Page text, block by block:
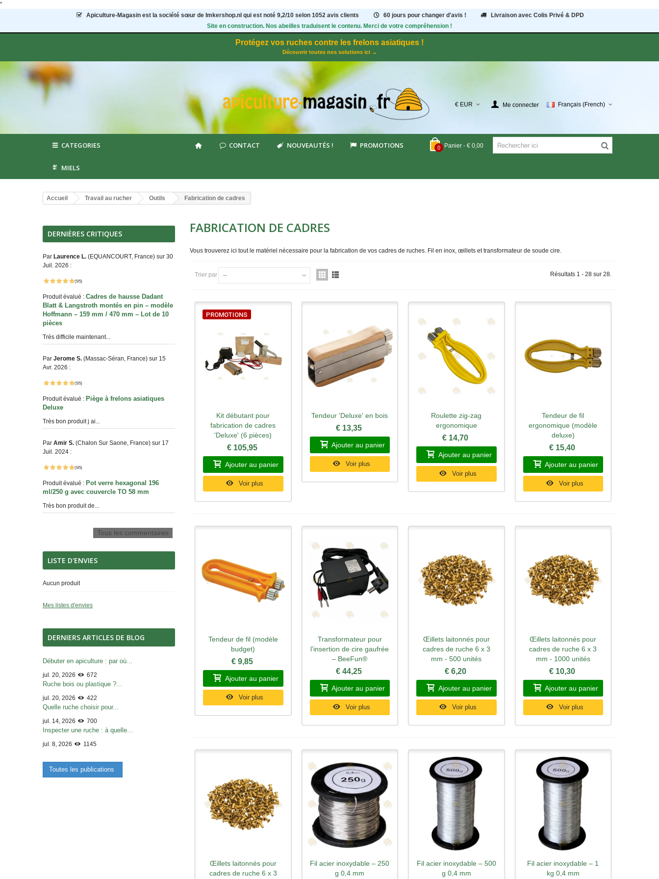
"
Apiculture-Magasin est la société sœur de Imkershop.nl qui est noté 9,2/10 selon 1052avis clients 60 jours pour changer d'avis !
Livraison avec Colis Privé & DPD
Site en construction. Nos abeilles traduisent le contenu. Merci de votre compréhension !
Protégez vos ruches contre les frelons asiatiques !
Découvrir toutes nos solutions ici →
€ EUR Me connecter Français (French)
0 Panier - € 0,00
CATEGORIES CONTACT NOUVEAUTÉS ! PROMOTIONS
MIELS
Accueil Travail au rucher Outils Fabrication de cadres
DERNIÈRES CRITIQUES
Par Laurence L. (EQUANCOURT, France) sur 30
Juil. 2026 :
(5/5)
Produit évalué : Cadres de hausse Dadant
Blatt & Langstroth montés en pin – modèle
Hoffmann – 159 mm / 470 mm – Lot de 10
pièces
Très difficile maintenant...
Par Jerome S. (Massac-Séran, France) sur 15
Avr. 2026 :
(5/5)
Produit évalué : Piège à frelons asiatiques
Deluxe
Très bon produit j ai...
Par Amir S. (Chalon Sur Saone, France) sur 17
Juil. 2024 :
(5/5)
Produit évalué : Pot verre hexagonal 196
ml/250 g avec couvercle TO 58 mm
Très bon produit de...
Tous les commentaires
LISTE D'ENVIES
Aucun produit
Mes listes d'envies
DERNIERS ARTICLES DE BLOG
Débuter en apiculture : par où...
jul. 20, 2026 672
Ruche bois ou plastique ?...
jul. 20, 2026 422
Quelle ruche choisir pour...
jul. 14, 2026 700
Inspecter une ruche : à quelle...
jul. 8, 2026 1145
Toutes les publications
FABRICATION DE CADRES
Vous trouverez ici tout le matériel nécessaire pour la fabrication de vos cadres de ruches. Fil en inox, œillets et transformateur de soude cire.
Trier par -- Résultats 1 - 28 sur 28.
PROMOTIONS
Aperçu rapide
Kit débutant pour
fabrication de cadres
'Deluxe' (6 pièces)
€ 105,95
Ajouter au panier
Voir plus
Aperçu rapide
Tendeur 'Deluxe' en bois
€ 13,35
Ajouter au panier
Voir plus
Aperçu rapide
Roulette zig-zag
ergonomique
€ 14,70
Ajouter au panier
Voir plus
Aperçu rapide
Tendeur de fil
ergonomique (modèle
deluxe)
€ 15,40
Ajouter au panier
Voir plus
Aperçu rapide
Tendeur de fil (modèle
budget)
€ 9,85
Ajouter au panier
Voir plus
Aperçu rapide
Transformateur pour
l’insertion de cire gaufrée
– BeeFun®
€ 44,25
Ajouter au panier
Voir plus
Aperçu rapide
Œillets laitonnés pour
cadres de ruche 6 x 3
mm - 500 unités
€ 6,20
Ajouter au panier
Voir plus
Aperçu rapide
Œillets laitonnés pour
cadres de ruche 6 x 3
mm - 1000 unités
€ 10,30
Ajouter au panier
Voir plus
Aperçu rapide
Œillets laitonnés pour
cadres de ruche 6 x 3
Aperçu rapide
Fil acier inoxydable – 250
g 0,4 mm
Aperçu rapide
Fil acier inoxydable – 500
g 0,4 mm
Aperçu rapide
Fil acier inoxydable – 1
kg 0,4 mm